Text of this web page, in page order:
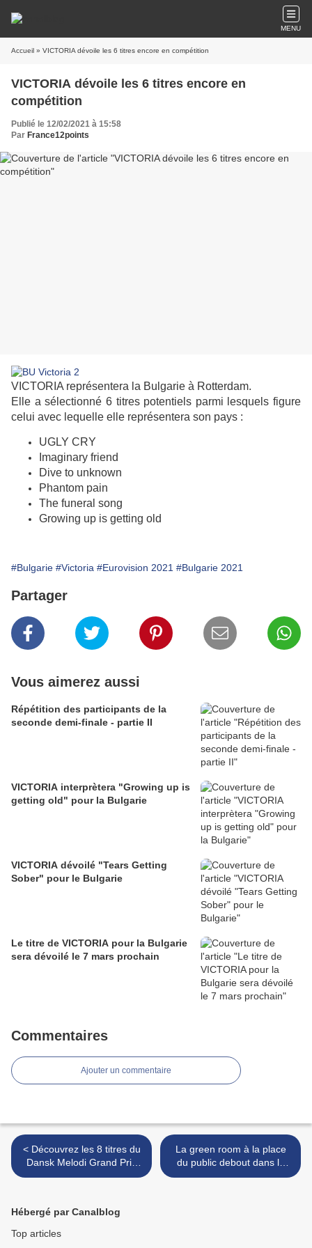
MENU
Accueil » VICTORIA dévoile les 6 titres encore en compétition
VICTORIA dévoile les 6 titres encore en
compétition
Publié le 12/02/2021 à 15:58
Par France12points
VICTORIA représentera la Bulgarie à Rotterdam.
Elle a sélectionné 6 titres potentiels parmi lesquels figure
celui avec lequelle elle représentera son pays :
UGLY CRY
Imaginary friend
Dive to unknown
Phantom pain
The funeral song
Growing up is getting old
#Bulgarie #Victoria #Eurovision 2021 #Bulgarie 2021
Partager
Vous aimerez aussi
Répétition des participants de la
seconde demi-finale - partie II
VICTORIA interprètera "Growing up is
getting old" pour la Bulgarie
VICTORIA dévoilé "Tears Getting
Sober" pour le Bulgarie
Le titre de VICTORIA pour la Bulgarie
sera dévoilé le 7 mars prochain
Commentaires
Ajouter un commentaire
< Découvrez les 8 titres du
Dansk Melodi Grand Prix
2021
La green room à la place
du public debout dans la
fosse ? >
Hébergé par Canalblog
Top articles